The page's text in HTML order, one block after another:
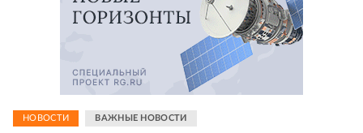
НОВОСТИ ВАЖНЫЕ НОВОСТИ